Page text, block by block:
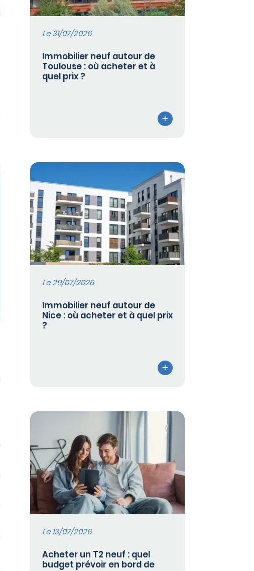
Le 31/07/2026
Immobilier neuf autour de
Toulouse : où acheter et à
quel prix ?
Le 29/07/2026
Immobilier neuf autour de
Nice : où acheter et à quel prix
?
Le 13/07/2026
Acheter un T2 neuf : quel
budget prévoir en bord de